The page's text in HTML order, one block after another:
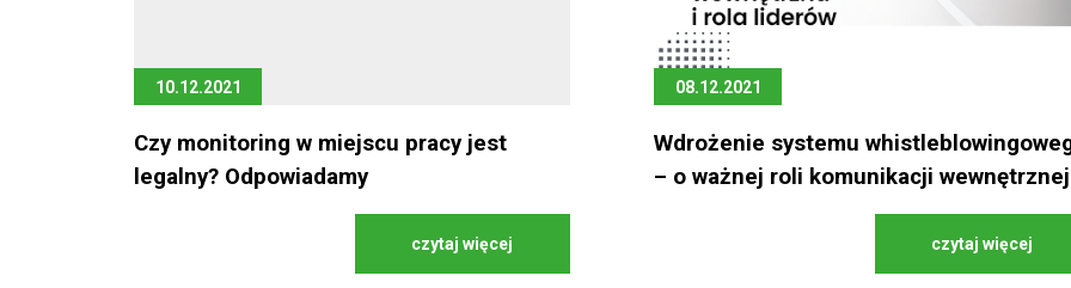
10.12.2021
Czy monitoring w miejscu pracy jest
legalny? Odpowiadamy
czytaj więcej
08.12.2021
Wdrożenie systemu
– o ważnej roli komunikacji wewnętrznej
czytaj więcej